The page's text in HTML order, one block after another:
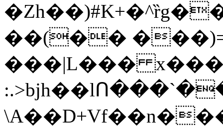
��(��
���|L���